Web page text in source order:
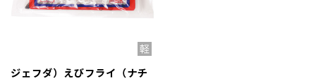
ジェフダ）えびフライ（ナチ